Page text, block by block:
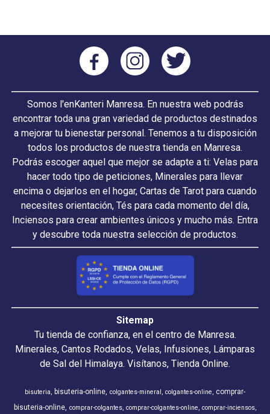
Somos l'enKanteri Manresa. En nuestra web podrás
encontrar toda una gran variedad de productos destinados
a mejorar tu bienestar personal. Tenemos a tu disposición
todos los productos de nuestra tienda en Manresa.
Podrás escoger aquel que mejor se adapte a ti: Velas para
hacer todo tipo de peticiones, Minerales para llevar
encima o dejarlos en el hogar, Cartas de Tarot para cuando
necesites orientación, Tés para cada momento del día,
Inciensos para crear ambientes únicos y mucho más. Entra
y descubre toda nuestra selección de productos.
Sitemap
Tu tienda de confianza, en el centro de Manresa.
Minerales, Cantos Rodados, Velas, Infusiones, Lámparas
de Sal del Himalaya. Visítanos, Tienda Online.
bisuteria bisuteria-online colgantes-mineral colgantes-online
comprar-
bisuteria-online comprar-colgantes comprar-colgantes-online comprar-inciensos